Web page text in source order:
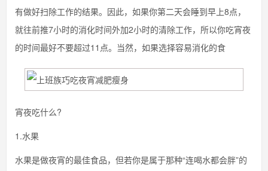
有做好扫除工作的结果。因此，如果你第二天会睡到早上8点，
就往前推7小时的消化时间外加2小时的清除工作，所以你吃宵夜
的时间最好不要超过11点。当然，如果选择容易消化的食
宵夜吃什么?
1.水果
水果是做夜宵的最佳食品，但若你是属于那种“连喝水都会胖”的